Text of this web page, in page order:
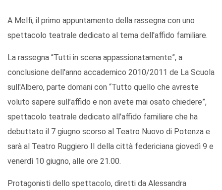
A Melfi, il primo appuntamento della rassegna con uno
spettacolo teatrale dedicato al tema dell'affido familiare.
La rassegna “Tutti in scena appassionatamente”, a
conclusione dell'anno accademico 2010/2011 de La Scuola
sull'Albero, parte domani con “Tutto quello che avreste
voluto sapere sull’affido e non avete mai osato chiedere”,
spettacolo teatrale dedicato all'affido familiare che ha
debuttato il 7 giugno scorso al Teatro Nuovo di Potenza e
sarà al Teatro Ruggiero II della città federiciana giovedì 9 e
venerdì 10 giugno, alle ore 21.00.
Protagonisti dello spettacolo, diretti da Alessandra